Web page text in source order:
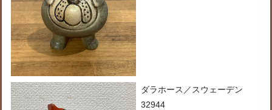
ダラホース／スウェーデン
32944